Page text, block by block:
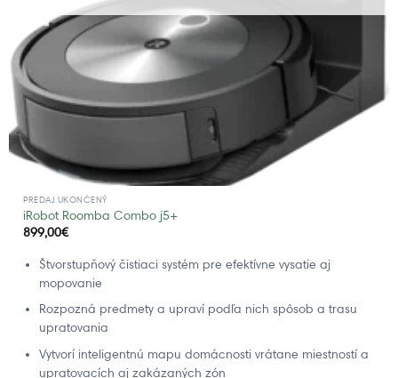
PREDAJ UKONČENÝ
iRobot Roomba Combo j5+
899,00€
Štvorstupňový čistiaci systém pre efektívne vysatie aj
mopovanie
Rozpozná predmety a upraví podľa nich spôsob a trasu
upratovania
Vytvorí inteligentnú mapu domácnosti vrátane miestností a
upratovacích aj zakázaných zón